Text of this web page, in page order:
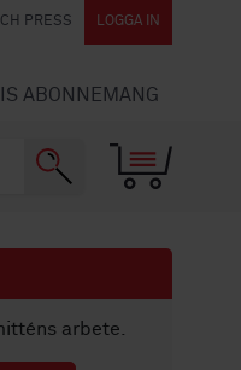
PRESS LOGGA IN
ABONNEMANG
arbete.